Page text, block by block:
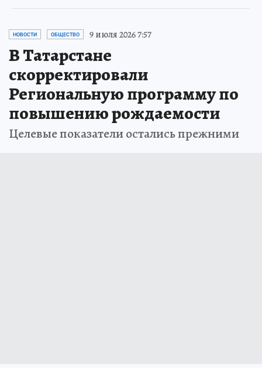
НОВОСТИ ОБЩЕСТВО 9 июля 2026 7:57
В Татарстане
скорректировали
Региональную программу по
повышению рождаемости
Целевые показатели остались прежними